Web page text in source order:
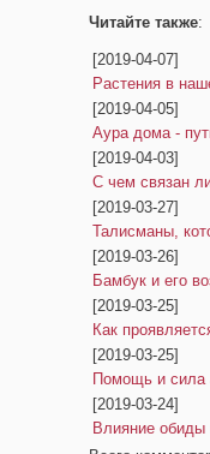
Читайте также:
[2019-04-07]
Растения в
[2019-04-05]
Аура дома -
[2019-04-03]
С чем связан
[2019-03-27]
Талисманы,
[2019-03-26]
Бамбук и его
[2019-03-25]
Как
[2019-03-25]
Помощь и
[2019-03-24]
Влияние обиды